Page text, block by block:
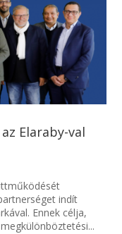
Elaraby-val
indít
Ennek célja,